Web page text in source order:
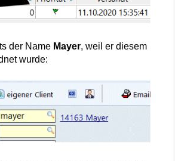
der Name Mayer, weil er diesem
wurde: